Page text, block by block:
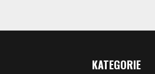
KATEGORIE